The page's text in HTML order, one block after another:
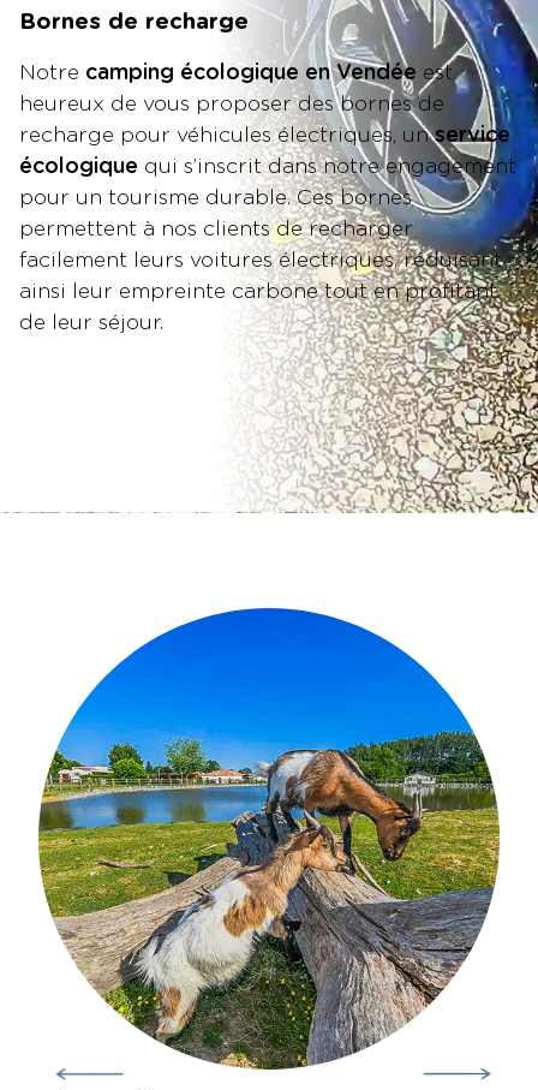
Bornes de recharge
Notre camping écologique en Vendée est
heureux de vous proposer des bornes de
recharge pour véhicules électriques, unservice
écologique qui s’inscrit dans notre engagement
pour un tourisme durable. Ces bornes
permettent à nos clients de recharger
facilement leurs voitures électriques, réduisant
ainsi leur empreinte carbone tout en profitant
de leur séjour.